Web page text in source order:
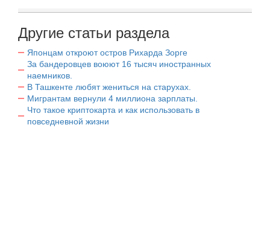
Другие статьи раздела
Японцам откроют остров Рихарда Зорге
За бандеровцев воюют 16 тысяч иностранных
наемников.
В Ташкенте любят жениться на старухах.
Мигрантам вернули 4 миллиона зарплаты.
Что такое криптокарта и как использовать в
повседневной жизни